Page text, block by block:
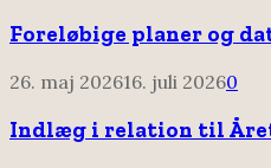
Foreløbige planer og
26. maj 202616. juli 20260
Indlæg i relation til